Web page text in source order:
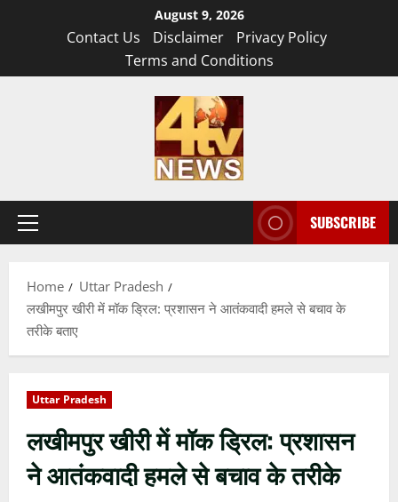
August 9, 2026
Contact Us Disclaimer
Privacy Policy
Terms and Conditions
Primary
SUBSCRIBE
Home
Uttar Pradesh
लखीमपुर खीरी में मॉक ड्रिल: प्रशासन ने आतंकवादी हमले से बचाव के
तरीके बताए
Uttar Pradesh
लखीमपुर खीरी में मॉक ड्रिल: प्रशासन
ने आतंकवादी हमले से बचाव के तरीके